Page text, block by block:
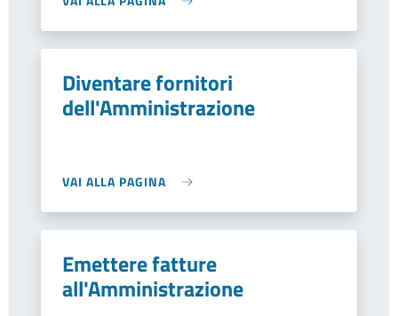
Diventare fornitori
dell'Amministrazione
VAI ALLA PAGINA
Emettere fatture
all'Amministrazione